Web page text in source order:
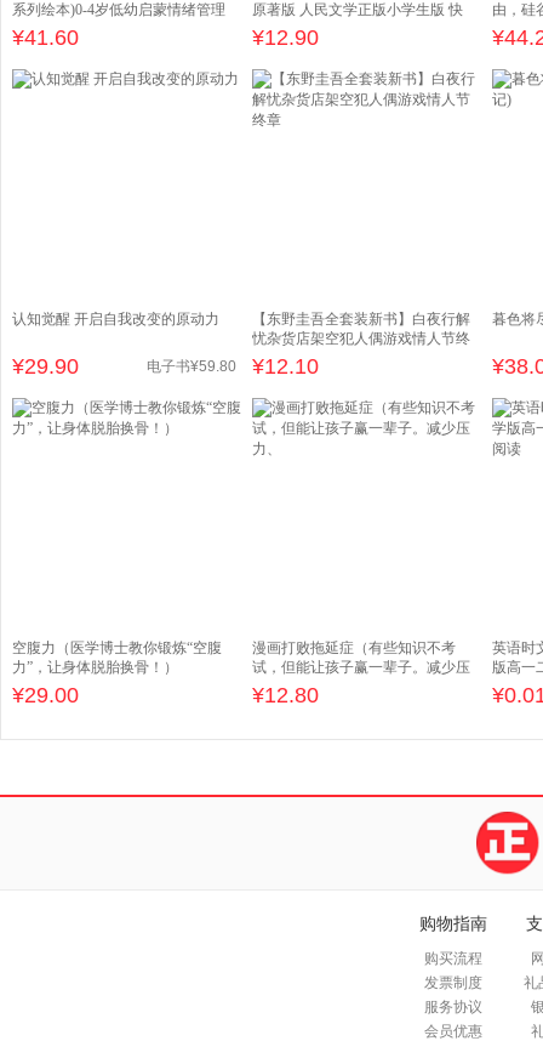
系列绘本)0-4岁低幼启蒙情绪管理
¥41.60
原著版 人民文学正版小学生版 快
¥12.90
由，硅
慧
¥
认知觉醒 开启自我改变的原动力
¥29.90 电子书¥59.80
【东野圭吾全套装新书】白夜行解
忧杂货店架空犯人偶游戏情人节终
章
¥12.10
暮色将
¥
空腹力（医学博士教你锻炼“空腹
力”，让身体脱胎换骨！）
¥29.00
漫画打败拖延症（有些知识不考
试，但能让孩子赢一辈子。减少压
力、
¥12.80
英语时
版高一
读
¥
购物指南
购买流程
发票制度
服务协议
会员优惠
礼